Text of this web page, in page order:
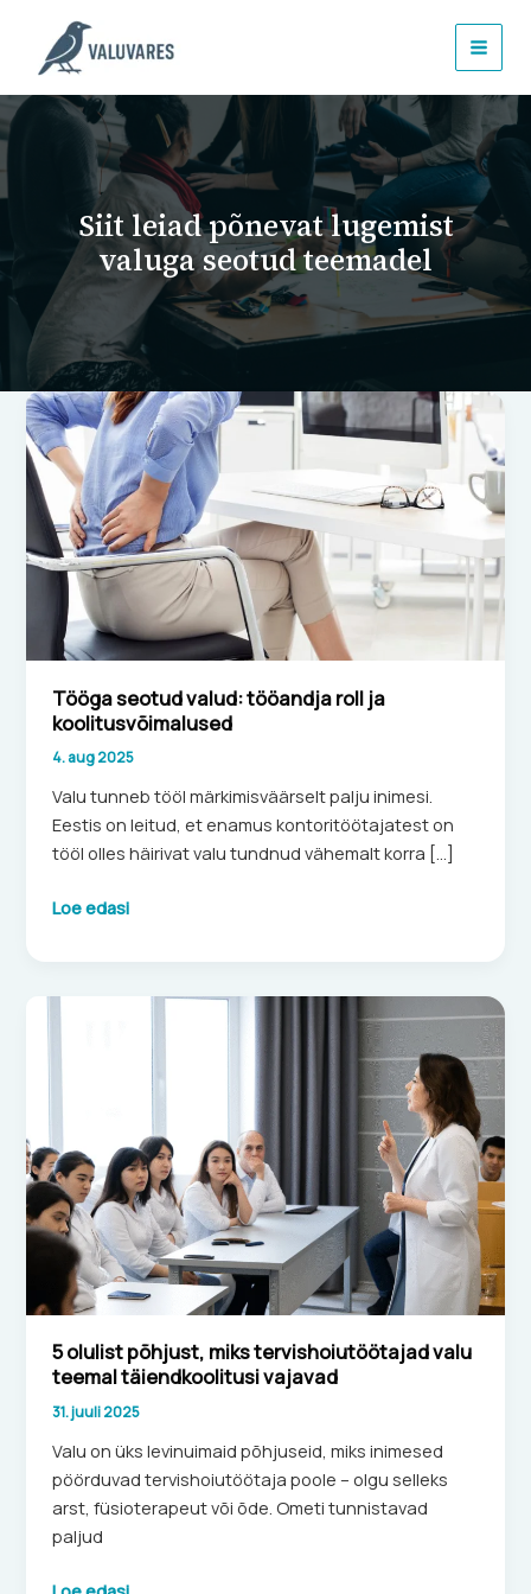
content
Siit leiad põnevat lugemist
valuga seotud teemadel
Tööga seotud valud: tööandja roll ja
koolitusvõimalused
4. aug 2025
Valu tunneb tööl märkimisväärselt palju inimesi.
Eestis on leitud, et enamus kontoritöötajatest on
tööl olles häirivat valu tundnud vähemalt korra […]
Tööga
seotud
valud:
tööandja
roll
ja
koolitusvõimalused
Loe edasi
5 olulist põhjust, miks tervishoiutöötajad valu
teemal täiendkoolitusi vajavad
31. juuli 2025
Valu on üks levinuimaid põhjuseid, miks inimesed
pöörduvad tervishoiutöötaja poole – olgu selleks
arst, füsioterapeut või õde. Ometi tunnistavad
paljud
valu
teemal
täiendkoolitusi
vajavad